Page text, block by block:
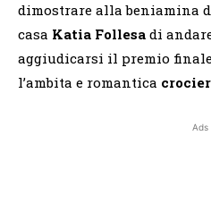
dimostrare alla beniamina
casa Katia Follesa di
aggiudicarsi il premio
l’ambita e romantica
Ads